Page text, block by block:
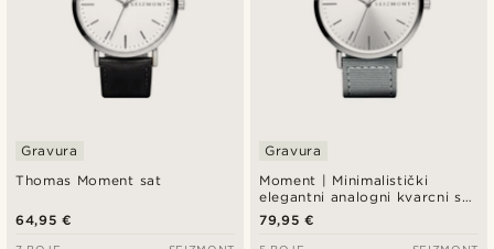
Thomas Moment sat
Gravura
64,95 €
Moment | Minimalistički
elegantni analogni kvarcni sat
u srebrnoj boji s tamnosivim
najlonskim remenom i
Gravura
79,95 €